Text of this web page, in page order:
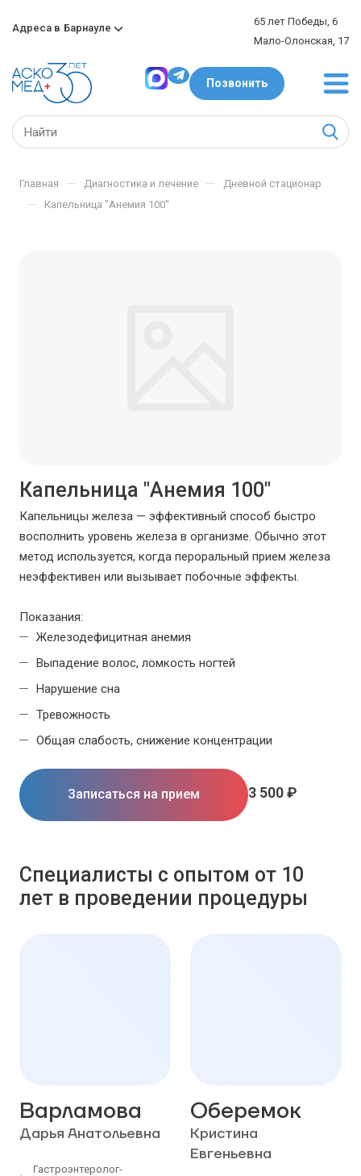
Адреса в Барнауле
65 лет Победы, 6
Мало-Олонская, 17
Позвонить
Главная — Диагностика и лечение — Дневной стационар
— Капельница "Анемия 100"
Капельница "Анемия 100"
Капельницы железа — эффективный способ быстро
восполнить уровень железа в организме. Обычно этот
метод используется, когда пероральный прием железа
неэффективен или вызывает побочные эффекты.
Показания:
Железодефицитная анемия
Выпадение волос, ломкость ногтей
Нарушение сна
Тревожность
Общая слабость, снижение концентрации
Записаться на прием 3 500 ₽
Специалисты с опытом от 10
лет в проведении процедуры
Варламова
Дарья Анатольевна
Гастроэнтеролог-
Оберемок
Кристина
Евгеньевна